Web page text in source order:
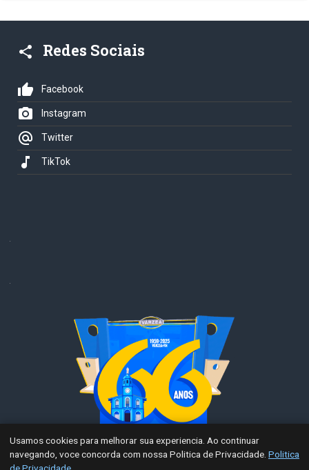
share Redes Sociais
thumb_up Facebook
photo_camera Instagram
alternate_email Twitter
music_note TikTok
Usamos cookies para melhorar sua experiencia. Ao continuar
navegando, voce concorda com nossa Politica de Privacidade. Politica